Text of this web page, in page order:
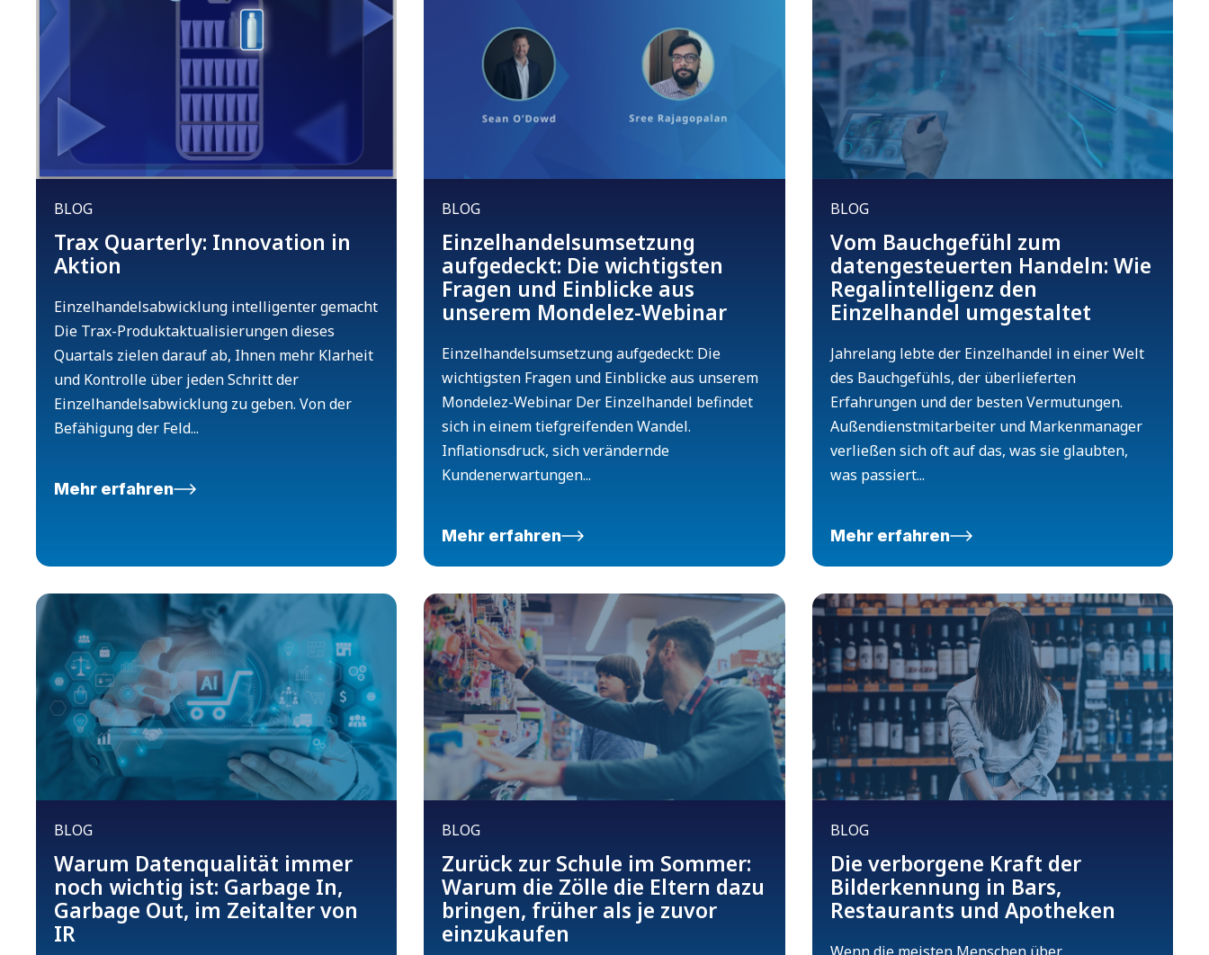
BLOG
Trax Quarterly: Innovation in
Aktion
Einzelhandelsabwicklung intelligenter gemacht
Die Trax-Produktaktualisierungen dieses
Quartals zielen darauf ab, Ihnen mehr Klarheit
und Kontrolle über jeden Schritt der
Einzelhandelsabwicklung zu geben. Von der
Befähigung der Feld...
Mehr erfahren
BLOG
Einzelhandelsumsetzung
aufgedeckt: Die wichtigsten
Fragen und Einblicke aus
unserem Mondelez-Webinar
Einzelhandelsumsetzung aufgedeckt: Die
wichtigsten Fragen und Einblicke aus unserem
Mondelez-Webinar Der Einzelhandel befindet
sich in einem tiefgreifenden Wandel.
Inflationsdruck, sich verändernde
Kundenerwartungen...
Mehr erfahren
BLOG
Vom Bauchgefühl zum
datengesteuerten Handeln: Wie
Regalintelligenz den
Einzelhandel umgestaltet
Jahrelang lebte der Einzelhandel in einer Welt
des Bauchgefühls, der überlieferten
Erfahrungen und der besten Vermutungen.
Außendienstmitarbeiter und Markenmanager
verließen sich oft auf das, was sie glaubten,
was passiert...
Mehr erfahren
BLOG
Warum Datenqualität immer
noch wichtig ist: Garbage In,
Garbage Out, im Zeitalter von
IR
BLOG
Zurück zur Schule im Sommer:
Warum die Zölle die Eltern dazu
bringen, früher als je zuvor
einzukaufen
BLOG
Die verborgene Kraft der
Bilderkennung in Bars,
Restaurants und Apotheken